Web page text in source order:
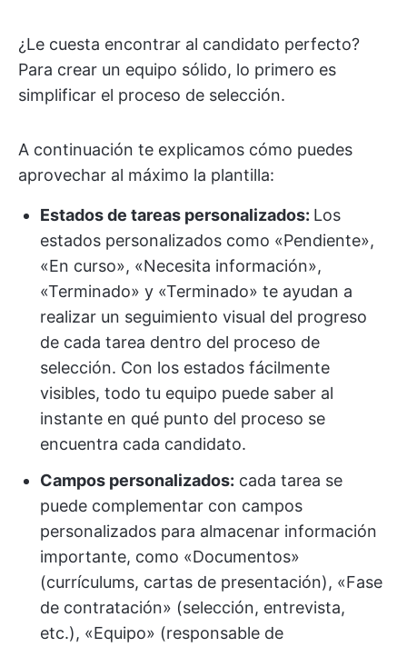
¿Le cuesta encontrar al candidato perfecto?
Para crear un equipo sólido, lo primero es
simplificar el proceso de selección.
A continuación te explicamos cómo puedes
aprovechar al máximo la plantilla:
Estados de tareas personalizados: Los
estados personalizados como «Pendiente»,
«En curso», «Necesita información»,
«Terminado» y «Terminado» te ayudan a
realizar un seguimiento visual del progreso
de cada tarea dentro del proceso de
selección. Con los estados fácilmente
visibles, todo tu equipo puede saber al
instante en qué punto del proceso se
encuentra cada candidato.
Campos personalizados: cada tarea se
puede complementar con campos
personalizados para almacenar información
importante, como «Documentos»
(currículums, cartas de presentación), «Fase
de contratación» (selección, entrevista,
etc.), «Equipo» (responsable de